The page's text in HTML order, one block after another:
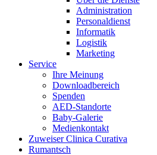
Administration
Personaldienst
Informatik
Logistik
Marketing
Service
Ihre Meinung
Downloadbereich
Spenden
AED-Standorte
Baby-Galerie
Medienkontakt
Zuweiser Clinica Curativa
Rumantsch